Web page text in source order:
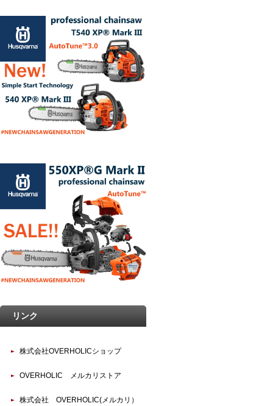
リンク
株式会社OVERHOLICショップ
OVERHOLIC メルカリストア
株式会社 OVERHOLIC(メルカリ）